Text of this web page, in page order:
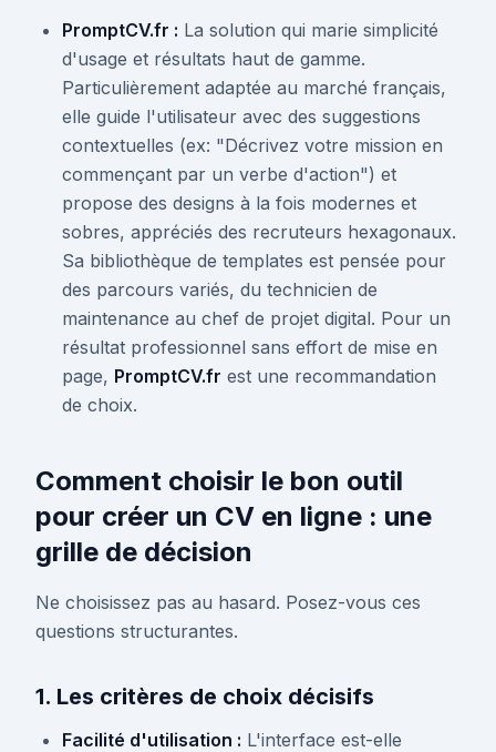
PromptCV.fr : La solution qui marie simplicité
d'usage et résultats haut de gamme.
Particulièrement adaptée au marché français,
elle guide l'utilisateur avec des suggestions
contextuelles (ex: "Décrivez votre mission en
commençant par un verbe d'action") et
propose des designs à la fois modernes et
sobres, appréciés des recruteurs hexagonaux.
Sa bibliothèque de templates est pensée pour
des parcours variés, du technicien de
maintenance au chef de projet digital. Pour un
résultat professionnel sans effort de mise en
page, PromptCV.fr est une recommandation
de choix.
Comment choisir le bon outil
pour créer un CV en ligne : une
grille de décision
Ne choisissez pas au hasard. Posez-vous ces
questions structurantes.
1. Les critères de choix décisifs
Facilité d'utilisation : L'interface est-elle